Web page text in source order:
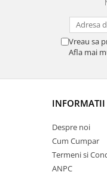
Vreau sa
Afla mai
INFORMATII
Despre noi
Cum Cumpar
Termeni si
ANPC